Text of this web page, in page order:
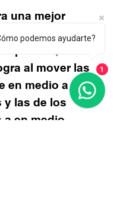
una mejor
se recomienda
patines, lo
al mover las
en medio a los
y las de los
a en medio
podemos ayudarte?
1